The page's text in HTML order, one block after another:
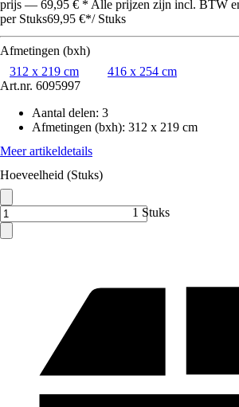
prijs — 69,95 € * Alle prijzen zijn incl. BTW
per Stuks69,95 €*/ Stuks
Afmetingen (bxh)
312 x 219 cm
416 x 254 cm
Art.nr. 6095997
Aantal delen: 3
Afmetingen (bxh): 312 x 219 cm
Meer artikeldetails
Hoeveelheid (Stuks)
1 Stuks